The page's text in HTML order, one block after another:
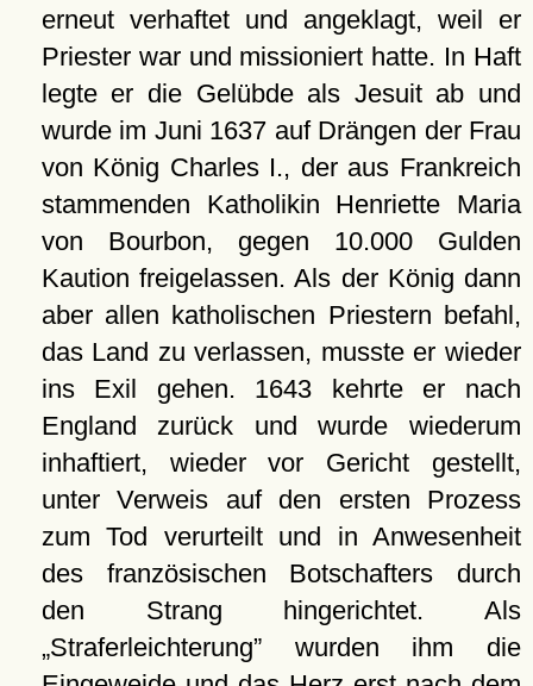
erneut verhaftet und angeklagt, weil er
Priester war und missioniert hatte. In Haft
legte er die Gelübde als Jesuit ab und
wurde im Juni 1637 auf Drängen der Frau
von König Charles I., der aus Frankreich
stammenden Katholikin Henriette Maria
von Bourbon, gegen 10.000 Gulden
Kaution freigelassen. Als der König dann
aber allen katholischen Priestern befahl,
das Land zu verlassen, musste er wieder
ins Exil gehen. 1643 kehrte er nach
England zurück und wurde wiederum
inhaftiert, wieder vor Gericht gestellt,
unter Verweis auf den ersten Prozess
zum Tod verurteilt und in Anwesenheit
des französischen Botschafters durch
den Strang hingerichtet. Als
Straferleichterung wurden ihm die